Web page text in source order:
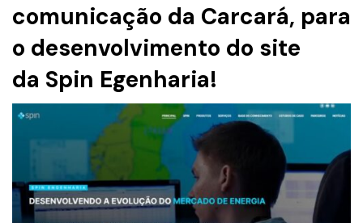
comunicação da Carcará, para
o desenvolvimento do site
da Spin Egenharia!